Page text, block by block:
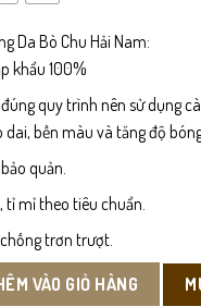
Da Bò Chu Hải Nam:
khẩu 100%
quy trình nên sử dụng
dai, bền màu và tăng độ
quản.
mỉ theo tiêu chuẩn.
trơn trượt.
Bò Nam số lượng
VÀO GIỎ HÀNG